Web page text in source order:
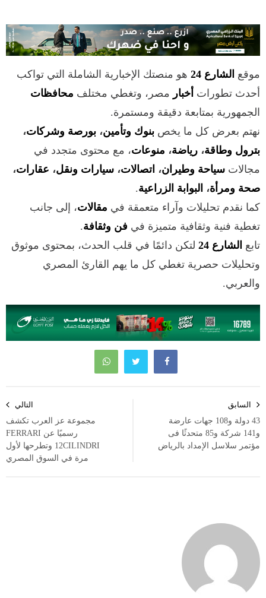
موقع الشارع 24
هو منصتك الإخبارية الشاملة التي تواكب
أحدث تطورات أخبار مصر، وتغطي مختلف محافظات
الجمهورية بمتابعة دقيقة ومستمرة.
نهتم بعرض كل ما يخص بنوك وتأمين، بورصة وشركات،
بترول وطاقة، رياضة، منوعات، مع محتوى متجدد في
مجالات سياحة وطيران، اتصالات، سيارات ونقل، عقارات،
صحة ومرأة، البوابة الزراعية.
كما نقدم تحليلات وآراء متعمقة في مقالات، إلى جانب
تغطية فنية وثقافية متميزة في فن وثقافة.
تابع الشارع 24
لتكن دائمًا في قلب الحدث، بمحتوى موثوق
وتحليلات حصرية تغطي كل ما يهم القارئ المصري
والعربي.
المقالات
السابق
43 دولة و108 جهات عارضة
و141 شركة و85 متحدثًا فى
مؤتمر سلاسل الإمداد بالرياض
التالي
مجموعة عز العرب تكشف
رسميًا عن FERRARI
12CILINDRI وتطرحها لأول
مرة في السوق المصري